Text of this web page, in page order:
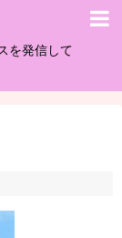
を発信して